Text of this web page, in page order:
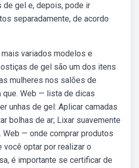
de gel e, depois, pode ir
separadamente, de acordo
variados modelos e
de gel são um dos itens
mulheres nos salões de
Web — lista de dicas
unhas de gel: Aplicar camadas
bolhas de ar; Lixar suavemente
Web — onde comprar produtos
você optar por realizar o
é importante se certificar de